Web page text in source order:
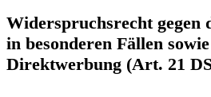
Widerspruchsrecht gegen
in besonderen Fällen sowie
Direktwerbung (Art. 21